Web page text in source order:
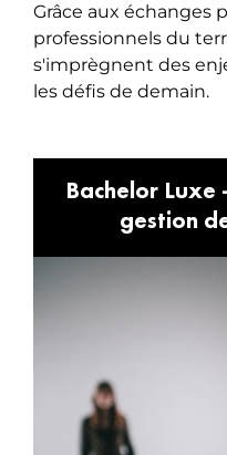
Grâce aux échanges
professionnels du
s'imprègnent des
les défis de demain.
Bachelor Luxe
gestion